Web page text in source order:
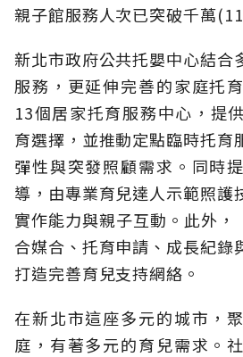
親子館服務人次已突破千萬
新北市政府公共托嬰中心結合
服務，更延伸完善的家庭托
13個居家托育服務中心，提
育選擇，並推動定點臨時托育
彈性與突發照顧需求。同時
導，由專業育兒達人示範照護
實作能力與親子互動。此外
合媒合、托育申請、成長紀錄
打造完善育兒支持網絡。
在新北市這座多元的城市，
庭，有著多元的育兒需求。